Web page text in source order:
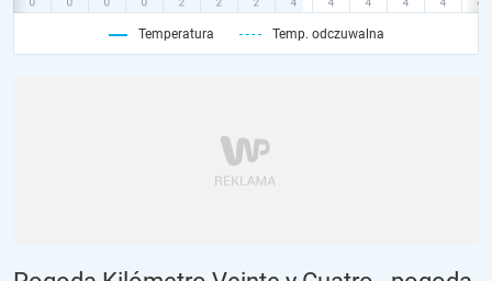
Temperatura Temp. odczuwalna